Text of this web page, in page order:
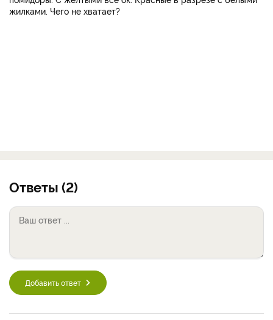
жилками. Чего не хватает?
Ответы (2)
Добавить ответ